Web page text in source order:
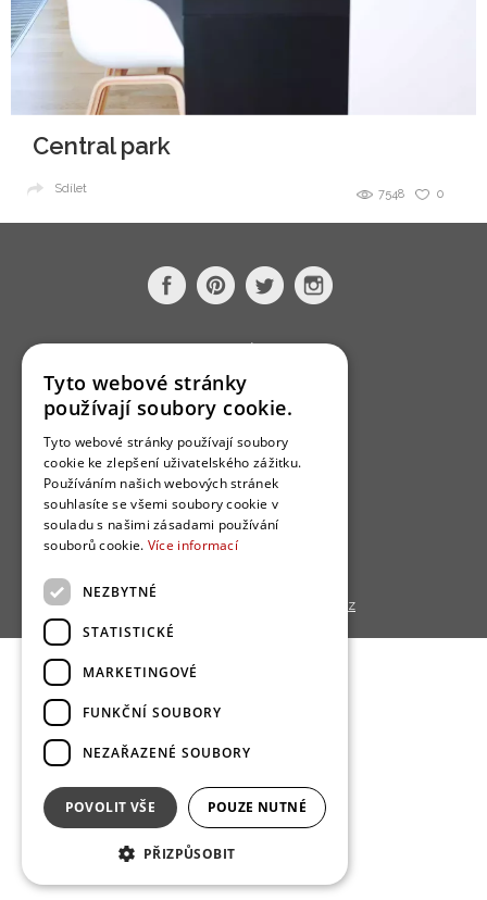
Central park
0
7548
Sdílet
O nás
Bydlo programy
Jak se zapojit?
Uživatelské podmínky
Ochrana osobních údajú
Cookies
Redakce
Bydlo.cz
Tyto webové stránky
používají soubory cookie.
Tyto webové stránky používají soubory
cookie ke zlepšení uživatelského zážitku.
Používáním našich webových stránek
souhlasíte se všemi soubory cookie v
souladu s našimi zásadami používání
souborů cookie. Více informací
NEZBYTNÉ
STATISTICKÉ
MARKETINGOVÉ
FUNKČNÍ SOUBORY
NEZAŘAZENÉ SOUBORY
POVOLIT VŠE POUZE NUTNÉ
PŘIZPŮSOBIT